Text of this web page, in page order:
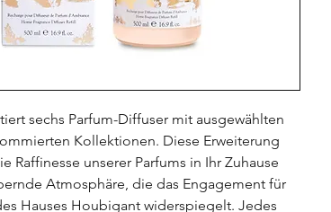
sechs Parfum-Diffuser mit ausgewählten
Kollektionen. Diese Erweiterung
Raffinesse unserer Parfums in Ihr Zuhause
Atmosphäre, die das Engagement für
Hauses Houbigant widerspiegelt. Jedes